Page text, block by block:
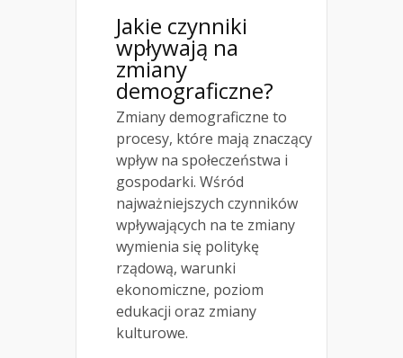
Jakie czynniki
wpływają na
zmiany
demograficzne?
Zmiany demograficzne to
procesy, które mają znaczący
wpływ na społeczeństwa i
gospodarki. Wśród
najważniejszych czynników
wpływających na te zmiany
wymienia się politykę
rządową, warunki
ekonomiczne, poziom
edukacji oraz zmiany
kulturowe.